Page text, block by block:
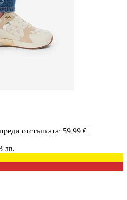
отстъпката: 59,99 € |
лв.